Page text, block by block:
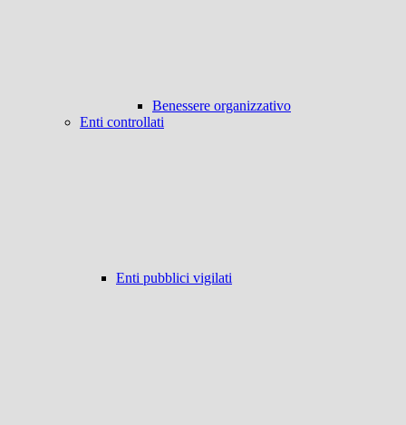
Benessere organizzativo
Enti controllati
Enti pubblici vigilati